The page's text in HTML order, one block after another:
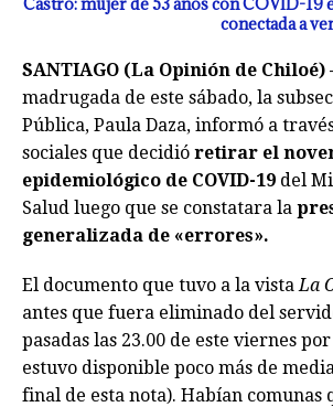
conectada a
SANTIAGO (La Opinión de
madrugada de este sábado, la
Pública, Paula Daza, informó a
sociales que decidió retirar el
epidemiológico de COVID-19 del
Salud luego que se constatara la
generalizada de «errores».
El documento que tuvo a la vistaLa
antes que fuera eliminado del
pasadas las 23.00 de este viernes
estuvo disponible poco más de
final de esta nota). Habían comunas